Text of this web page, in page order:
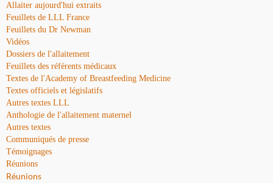
Allaiter aujourd'hui extraits
Feuillets de LLL France
Feuillets du Dr Newman
Vidéos
Dossiers de l'allaitement
Feuillets des référents médicaux
Textes de l'Academy of Breastfeeding Medicine
Textes officiels et législatifs
Autres textes LLL
Anthologie de l'allaitement maternel
Autres textes
Communiqués de presse
Témoignages
Réunions
Réunions